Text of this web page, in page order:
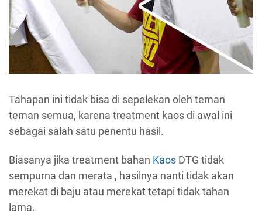
Tahapan ini tidak bisa di sepelekan oleh teman
teman semua, karena treatment kaos di awal ini
sebagai salah satu penentu hasil.
Biasanya jika treatment bahan Kaos DTG tidak
sempurna dan merata , hasilnya nanti tidak akan
merekat di baju atau merekat tetapi tidak tahan
lama.